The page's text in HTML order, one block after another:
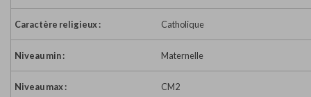
Caractère religieux : Catholique
Niveau min : Maternelle
Niveau max : CM2